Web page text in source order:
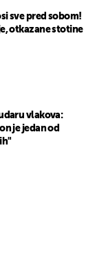
sve pred sobom!
otkazane stotine
vlakova:
je jedan od